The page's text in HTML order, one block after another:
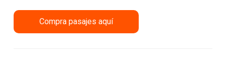
Compra pasajes aquí